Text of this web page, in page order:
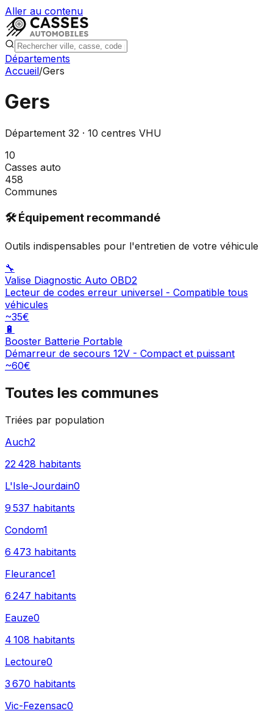
Aller au contenu
Départements
Accueil/Gers
Gers
Département 32 · 10 centres VHU
10
Casses auto
458
Communes
🛠️ Équipement recommandé
Outils indispensables pour l'entretien de votre véhicule
🔧
Valise Diagnostic Auto OBD2
Lecteur de codes erreur universel - Compatible tous
véhicules
~35€
🔋
Booster Batterie Portable
Démarreur de secours 12V - Compact et puissant
~60€
Toutes les communes
Triées par population
Auch2
22 428 habitants
L'Isle-Jourdain0
9 537 habitants
Condom1
6 473 habitants
Fleurance1
6 247 habitants
Eauze0
4 108 habitants
Lectoure0
3 670 habitants
Vic-Fezensac0